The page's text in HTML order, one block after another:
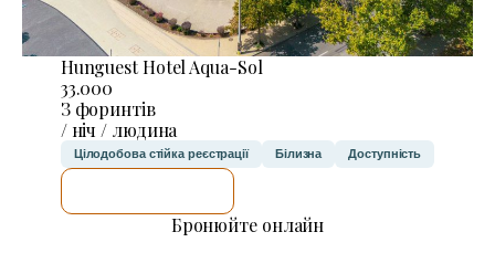
Hunguest Hotel Aqua-Sol
33.000
З форинтів
/ ніч / людина
Цілодобова стійка реєстрації Білизна Доступність
Бронюйте онлайн